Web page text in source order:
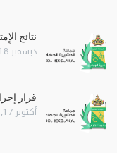
نتائج
ديسمبر 18, 2025
قرار
أكتوبر 17, 2025